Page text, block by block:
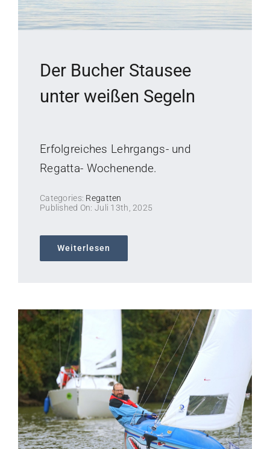
Der Bucher Stausee
unter weißen Segeln
Erfolgreiches Lehrgangs- und
Regatta- Wochenende.
Categories: Regatten
Published On: Juli 13th, 2025
Weiterlesen